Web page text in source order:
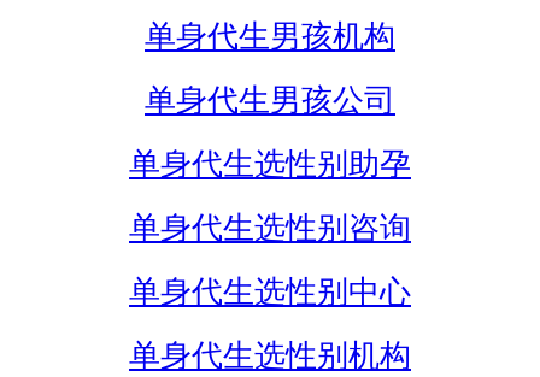
单身代生男孩机构
单身代生男孩公司
单身代生选性别助孕
单身代生选性别咨询
单身代生选性别中心
单身代生选性别机构